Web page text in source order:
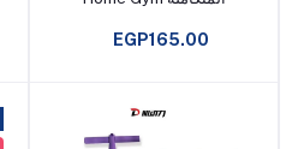
EGP165.00